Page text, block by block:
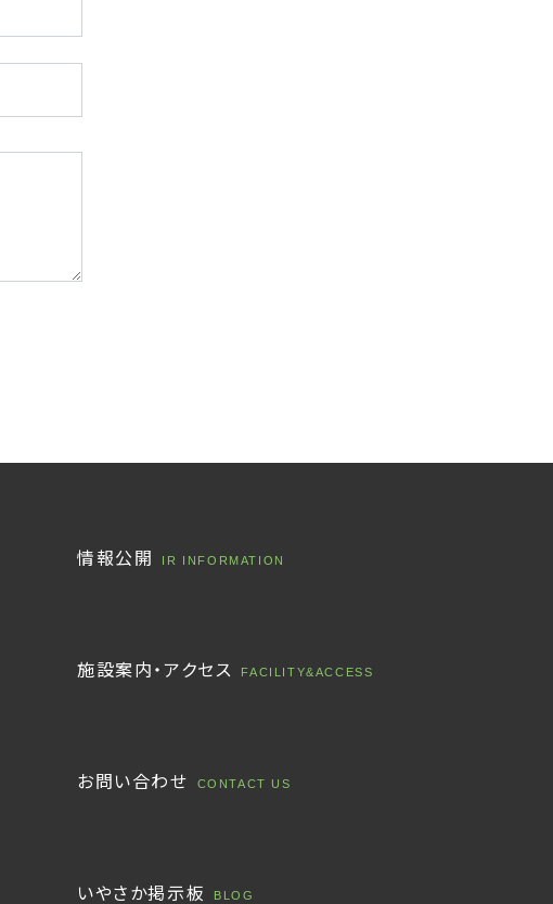
情報公開 IR INFORMATION
施設案内・アクセス FACILITY&ACCESS
お問い合わせ CONTACT US
いやさか掲示板 BLOG